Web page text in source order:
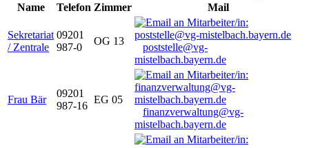
Name
Telefon Zimmer Mail
Sekretariat
/ Zentrale
09201
987-0
OG 13
poststelle@vg-
mistelbach.bayern.de
Frau Bär
09201
987-16
EG 05
finanzverwaltung@vg-
mistelbach.bayern.de